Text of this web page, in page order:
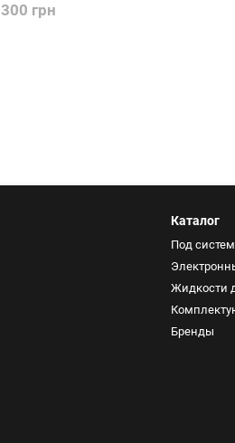
300 грн
Каталог
Под
Жидкости
Бренды